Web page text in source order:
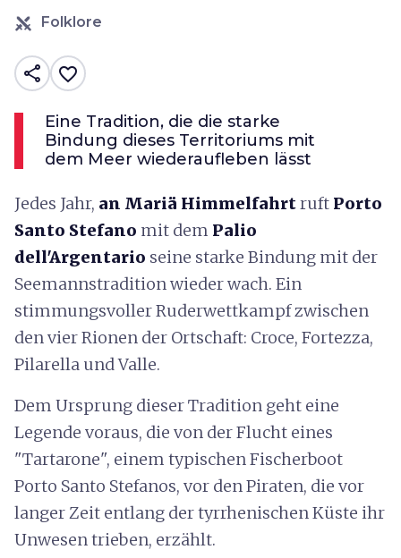
Folklore
share favorite_border
Eine Tradition, die die starke
Bindung dieses Territoriums mit
dem Meer wiederaufleben lässt
Jedes Jahr, an Mariä Himmelfahrtruft Porto
Santo Stefano mit dem Palio
dell'Argentario seine starke Bindung mit der
Seemannstradition wieder wach. Ein
stimmungsvoller Ruderwettkampf zwischen
den vier Rionen der Ortschaft: Croce, Fortezza,
Pilarella und Valle.
Dem Ursprung dieser Tradition geht eine
Legende voraus, die von der Flucht eines
"Tartarone", einem typischen Fischerboot
Porto Santo Stefanos, vor den Piraten, die vor
langer Zeit entlang der tyrrhenischen Küste ihr
Unwesen trieben, erzählt.